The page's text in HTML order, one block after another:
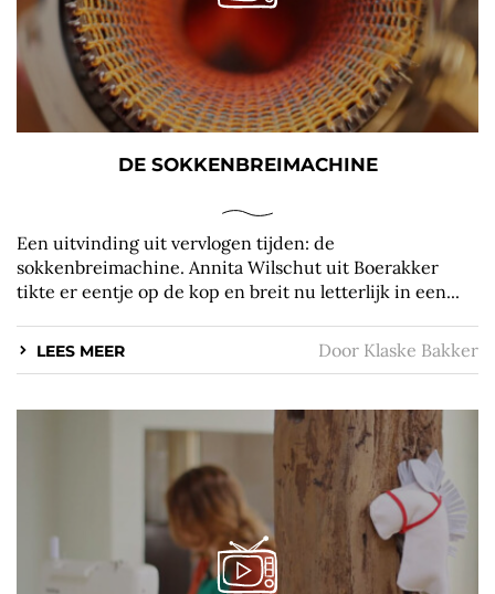
DE SOKKENBREIMACHINE
Een uitvinding uit vervlogen tijden: de
sokkenbreimachine. Annita Wilschut uit Boerakker
tikte er eentje op de kop en breit nu letterlijk in een...
LEES MEER Door Klaske Bakker